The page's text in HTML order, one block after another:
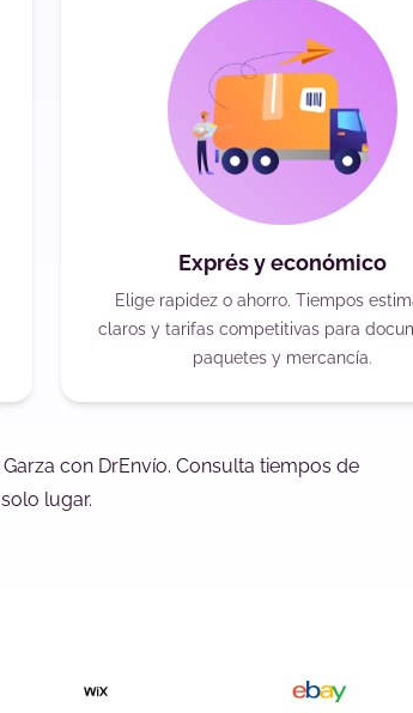
Exprés y económico
Elige rapidez o ahorro. Tiempos
claros y tarifas competitivas para
paquetes y mercancía.
con DrEnvío. Consulta tiempos de
lugar.